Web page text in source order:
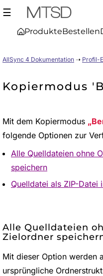
☰
ProdukteBestellen
AllSync 4 Dokumentation ➝ Profil-
Kopiermodus
Mit dem Kopiermodus
folgende Optionen zur
Alle Quelldateien ohne
speichern
Quelldatei als ZIP-Datei
Alle Quelldateien
Zielordner
Mit dieser Option werden
ursprüngliche